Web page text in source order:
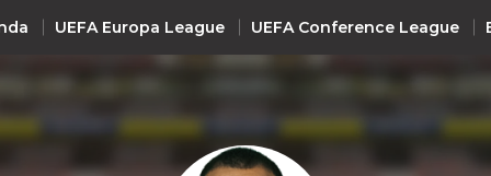
UEFA Europa League UEFA Conference League
INTERNACIONAL